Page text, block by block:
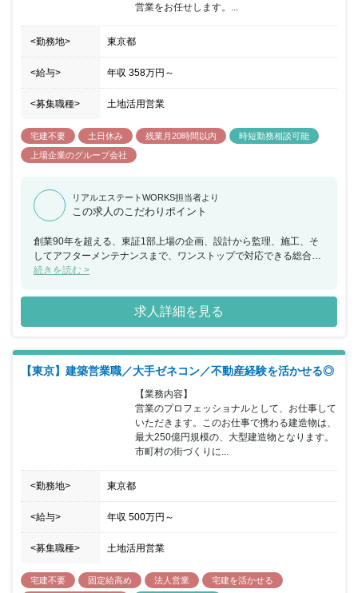
営業をお任せします。...
<勤務地> 東京都
<給与> 年収 358万円 ～
<募集職種> 土地活用営業
宅建不要 土日休み 残業月20時間以内
時短勤務相談可能
上場企業のグループ会社
リアルエステートWORKS担当者より
この求人のこだわりポイント
創業90年を超える、東証1部上場の企画、設計から監理、施工、そ
してアフターメンテナンスまで、ワンストップで対応できる総合建
設会社です。主に商業施設、居住施設、公共施設を手掛けており、
す。案件は建築工事が99％を占めており、売上高は865億円とトッ
プクラスの売り上げを誇ります。中小企業であるが故に、若いうち
から建築のすべての工程を経験していけます。経験をはやく積み重
社員もいます。こちらの求人には、社歴問わず早期に昇格したい
方、マネジメントしたい方にはおすすめの求人です。
続きを読む >
求人詳細を見る
【東京】建築営業職／大手ゼネコン／不動産経験を活かせる◎
【業務内容】
営業のプロフェッショナルとして、お仕事して
いただきます。このお仕事で携わる建造物は、
最大250億円規模の、大型建造物となります。
市町村の街づくりに...
<勤務地> 東京都
<給与> 年収 500万円 ～
<募集職種> 土地活用営業
宅建不要 固定給高め 法人営業
宅建を活かせる